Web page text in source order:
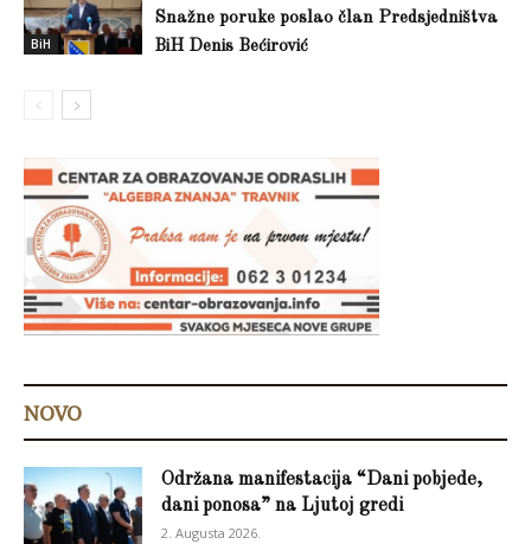
BiH
Snažne poruke poslao član Predsjedništva
BiH Denis Bećirović
NOVO
Održana manifestacija “Dani pobjede,
dani ponosa” na Ljutoj gredi
2. Augusta 2026.